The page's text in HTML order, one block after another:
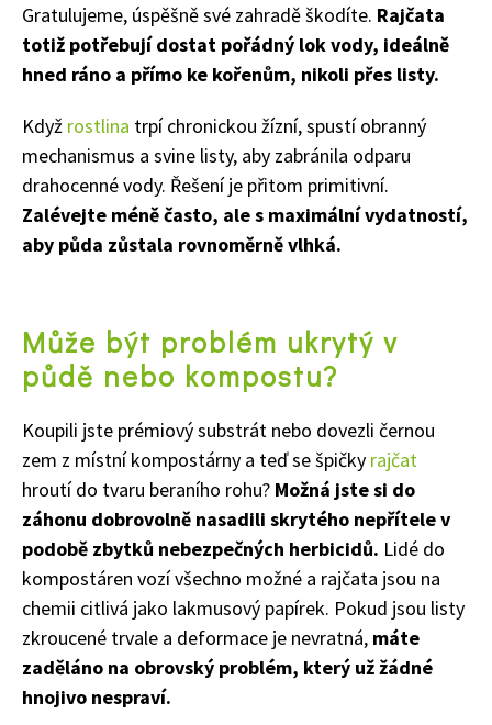
Gratulujeme, úspěšně své zahradě škodíte. Rajčata
totiž potřebují dostat pořádný lok vody, ideálně
hned ráno a přímo ke kořenům, nikoli přes listy.
Když rostlina trpí chronickou žízní, spustí obranný
mechanismus a svine listy, aby zabránila odparu
drahocenné vody. Řešení je přitom primitivní.
Zalévejte méně často, ale s maximální vydatností,
aby půda zůstala rovnoměrně vlhká.
Může být problém ukrytý v
půdě nebo kompostu?
Koupili jste prémiový substrát nebo dovezli černou
zem z místní kompostárny a teď se špičky rajčat
hroutí do tvaru beraního rohu? Možná jste si do
záhonu dobrovolně nasadili skrytého nepřítele v
podobě zbytků nebezpečných herbicidů. Lidé do
kompostáren vozí všechno možné a rajčata jsou na
chemii citlivá jako lakmusový papírek. Pokud jsou listy
zkroucené trvale a deformace je nevratná, máte
zaděláno na obrovský problém, který už žádné
hnojivo nespraví.